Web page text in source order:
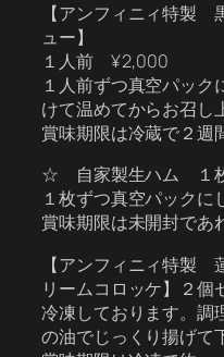
【アンフィニィ特製
ュー】
１人前 ¥ 2,000
１人前ずつ真空パッ
けて温めてからお召し
賞味期限は冷蔵で２週
☆ 自家製生ハム １
１枚ずつ真空パックに
賞味期限は未開封であ
【アンフィニィ特製
リームコロッケ】２
冷凍しております。調
の油でじっくり揚げて